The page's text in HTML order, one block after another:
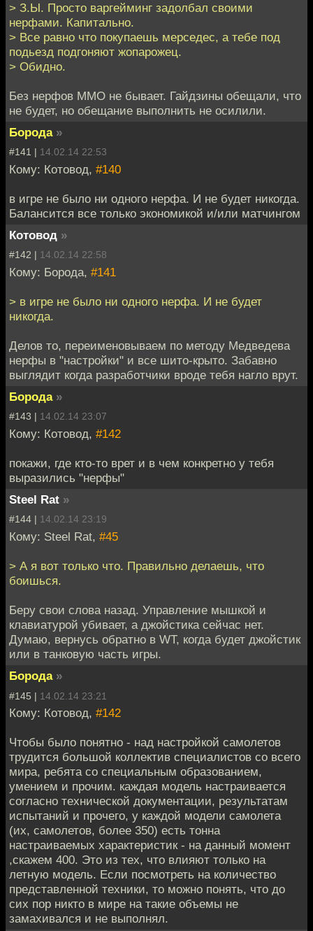
> З.Ы. Просто варгейминг задолбал своими
нерфами. Капитально.
> Все равно что покупаешь мерседес, а тебе под
подьезд подгоняют жопарожец.
> Обидно.
Без нерфов ММО не бывает. Гайдзины обещали, что
не будет, но обещание выполнить не осилили.
Борода »
#141 | 14.02.14 22:53
Кому: Котовод, #140
в игре не было ни одного нерфа. И не будет никогда.
Балансится все только экономикой и/или матчингом
Котовод »
#142 | 14.02.14 22:58
Кому: Борода, #141
> в игре не было ни одного нерфа. И не будет
никогда.
Делов то, переименовываем по методу Медведева
нерфы в "настройки" и все шито-крыто. Забавно
выглядит когда разработчики вроде тебя нагло врут.
Борода »
#143 | 14.02.14 23:07
Кому: Котовод, #142
покажи, где кто-то врет и в чем конкретно у тебя
выразились "нерфы"
Steel Rat »
#144 | 14.02.14 23:19
Кому: Steel Rat, #45
> А я вот только что. Правильно делаешь, что
боишься.
Беру свои слова назад. Управление мышкой и
клавиатурой убивает, а джойстика сейчас нет.
Думаю, вернусь обратно в WT, когда будет джойстик
или в танковую часть игры.
Борода »
#145 | 14.02.14 23:21
Кому: Котовод, #142
Чтобы было понятно - над настройкой самолетов
трудится большой коллектив специалистов со всего
мира, ребята со специальным образованием,
умением и прочим. каждая модель настраивается
согласно технической документации, результатам
испытаний и прочего, у каждой модели самолета
(их, самолетов, более 350) есть тонна
настраиваемых характеристик - на данный момент
,скажем 400. Это из тех, что влияют только на
летную модель. Если посмотреть на количество
представленной техники, то можно понять, что до
сих пор никто в мире на такие объемы не
замахивался и не выполнял.